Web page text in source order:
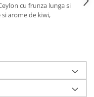
cu frunza lunga si
arome de kiwi,